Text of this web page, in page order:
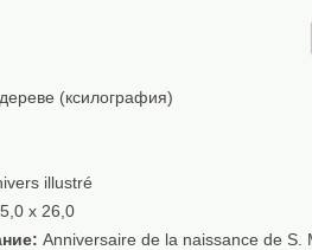
(ксилография)
illustré
x 26,0
Anniversaire de la naissance de S.